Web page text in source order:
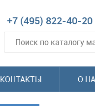
+7 (495) 822-40-20
КОНТАКТЫ О